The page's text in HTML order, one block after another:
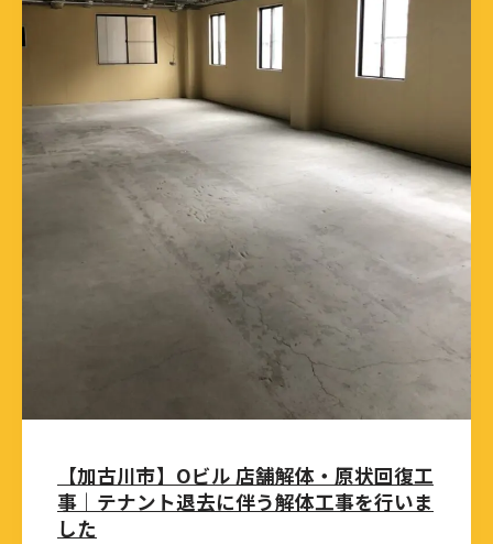
【加古川市】Oビル 店舗解体・原状回復工
事｜テナント退去に伴う解体工事を行いま
した